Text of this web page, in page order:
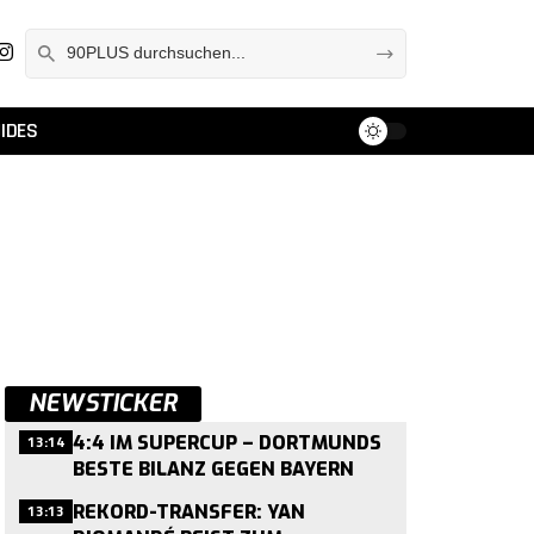
NEWSTICKER
13:14 4:4 IM SUPERCUP – DORTMUNDS
BESTE BILANZ GEGEN BAYERN
13:13 REKORD-TRANSFER: YAN